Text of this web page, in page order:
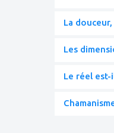
La
Les
Le réel est-